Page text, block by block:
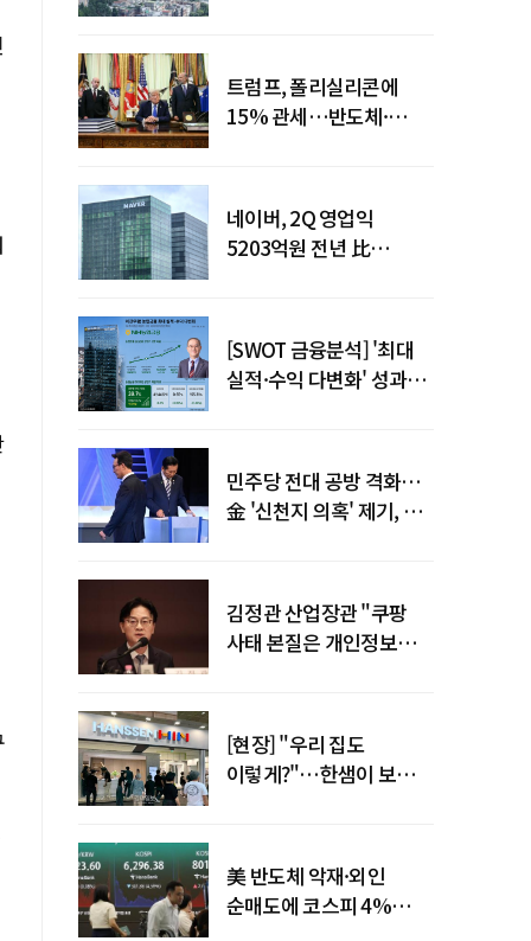
트럼프, 폴리실리콘에
15% 관세…반도체·
네이버, 2Q 영업익
5203억원 전년 比
[SWOT 금융분석] '최대
실적·수익 다변화' 성과…
민주당 전대 공방 격화…
金 '신천지 의혹' 제기, 鄭
김정관 산업장관 "쿠팡
사태 본질은 개인정보
[현장] "우리 집도
이렇게?"…한샘이 보여준
美 반도체 악재·외인
순매도에 코스피 4%